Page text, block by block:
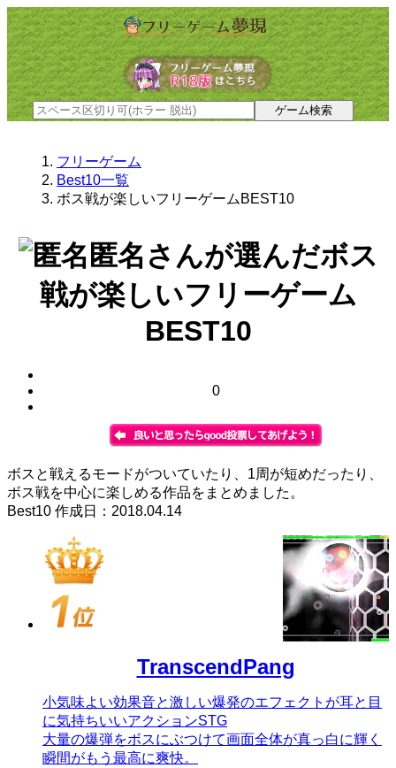
フリーゲーム
Best10一覧
ボス戦が楽しいフリーゲームBEST10
匿名さんが選んだボス
戦が楽しいフリーゲーム
BEST10
0
ボスと戦えるモードがついていたり、1周が短めだったり、
ボス戦を中心に楽しめる作品をまとめました。
Best10 作成日：2018.04.14
TranscendPang
小気味よい効果音と激しい爆発のエフェクトが耳と目
に気持ちいいアクションSTG
大量の爆弾をボスにぶつけて画面全体が真っ白に輝く
瞬間がもう最高に爽快。